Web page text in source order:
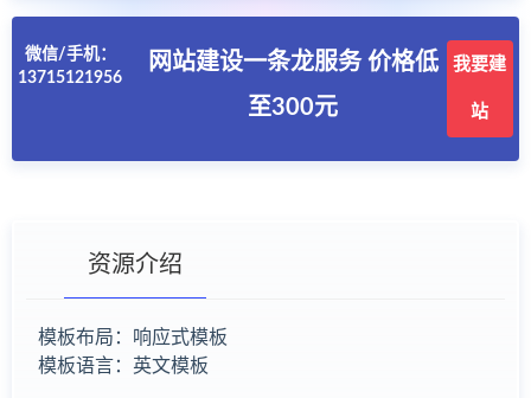
微信/手机：
13715121956
网站建设一条龙服务 价格低
至300元
我要建
站
资源介绍
有疑问？请点击复制链接咨询！
模板布局：响应式模板
模板语言：英文模板